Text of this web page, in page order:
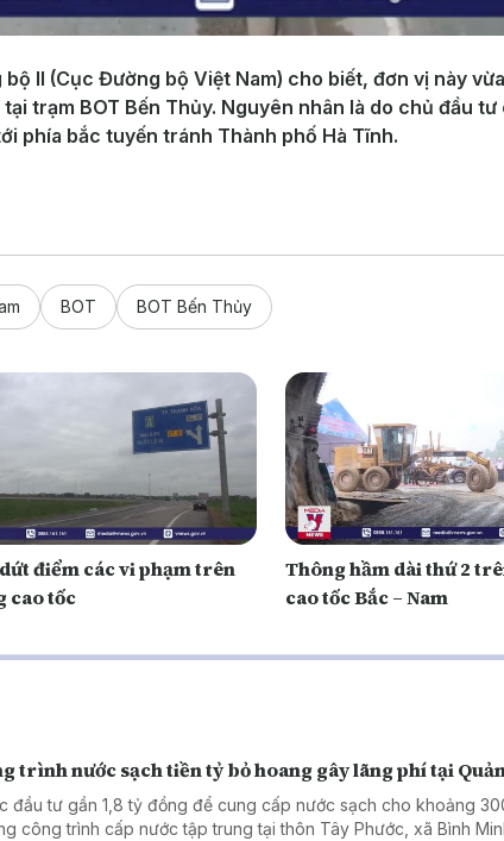
II (Cục Đường bộ Việt Nam) cho biết, đơn vị này
trạm BOT Bến Thủy. Nguyên nhân là do chủ đầu
phía bắc tuyến tránh Thành phố Hà Tĩnh.
BOT BOT Bến Thủy
điểm các vi phạm trên
cao tốc
Thông hầm dài thứ 2
cao tốc Bắc – Nam
trình nước sạch tiền tỷ bỏ hoang gây lãng phí tại
đầu tư gần 1,8 tỷ đồng để cung cấp nước sạch cho khoảng
công trình cấp nước tập trung tại thôn Tây Phước, xã Bình